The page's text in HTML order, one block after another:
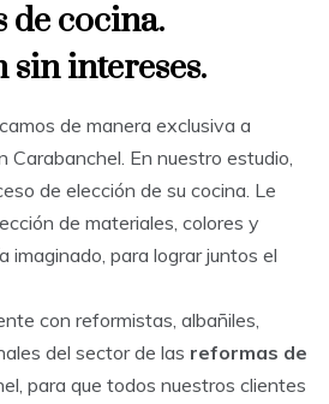
de cocina.
intereses.
de manera exclusiva a
Carabanchel. En nuestro estudio,
de elección de su cocina. Le
de materiales, colores y
imaginado, para lograr juntos el
con reformistas, albañiles,
del sector de las reformas de
para que todos nuestros clientes